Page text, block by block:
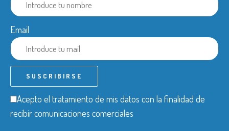
Email
Acepto el tratamiento de mis datos con la finalidad de
recibir comunicaciones comerciales